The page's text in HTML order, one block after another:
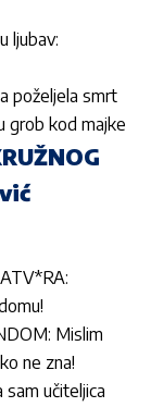
ljubav:
poželjela smrt
grob kod majke
Mislim
ne zna!
sam učiteljica